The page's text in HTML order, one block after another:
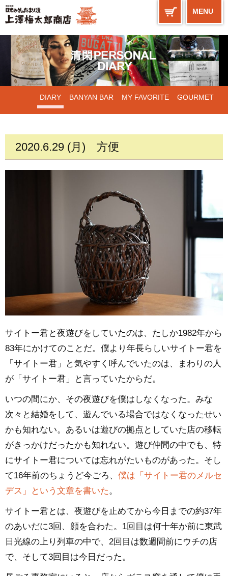
MENU
DIARY BANYAN BAR MY FAVORITE GOURMET
2020.6.29 (月) 方便
サイトー君と夜遊びをしていたのは、たしか1982年から
83年にかけてのことだ。僕より年長らしいサイトー君を
「サイトー君」と気やすく呼んでいたのは、まわりの人
が「サイトー君」と言っていたからだ。
いつの間にか、その夜遊びを僕はしなくなった。みな
次々と結婚をして、遊んでいる場合ではなくなったせい
かも知れない。あるいは遊びの拠点としていた店の移転
がきっかけだったかも知れない。遊び仲間の中でも、特
にサイトー君については忘れがたいものがあった。そし
て16年前のちょうど今ごろ、 僕は「サイトー君のメルセ
デス」という文章を書いた。
サイトー君とは、夜遊びを止めてから今日までの約37年
のあいだに3回、顔を合わた。1回目は何十年か前に東武
日光線の上り列車の中で、2回目は数週間前にウチの店
で、そして3回目は今日だった。